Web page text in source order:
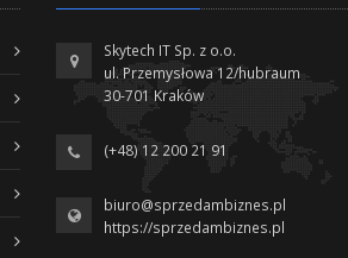
Skytech IT Sp. z o.o.
ul. Przemysłowa 12/hubraum
30-701 Kraków
(+48) 12 200 21 91
biuro@sprzedambiznes.pl
https://sprzedambiznes.pl